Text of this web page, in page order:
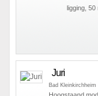
ligging, 50
Juri
Bad Kleinkirchheim